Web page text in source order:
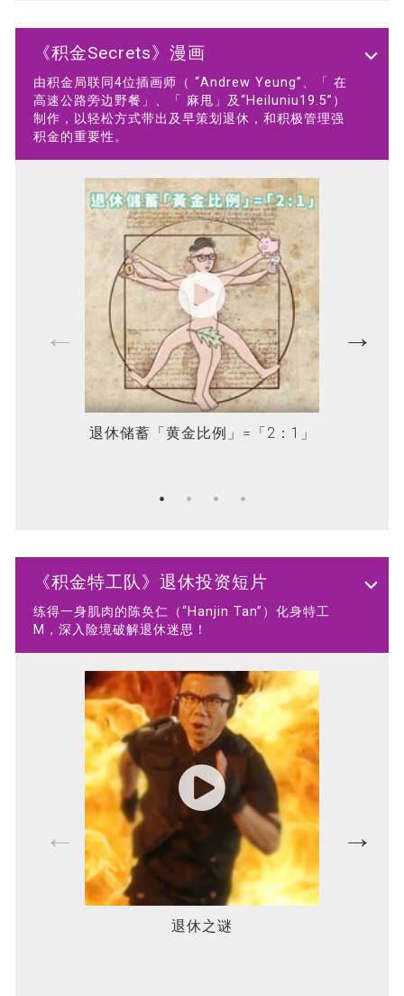
《积金Secrets》漫画
由积金局联同4位插画师（ “Andrew Yeung”、「 在
高速公路旁边野餐」、「 麻甩」及“Heiluniu19.5”）
制作，以轻松方式带出及早策划退休，和积极管理强
积金的重要性。
退休储蓄「黄金比例」=「2：1」
《积金特工队》退休投资短片
练得一身肌肉的陈奂仁（“Hanjin Tan”）化身特工
M，深入险境破解退休迷思！
退休之谜